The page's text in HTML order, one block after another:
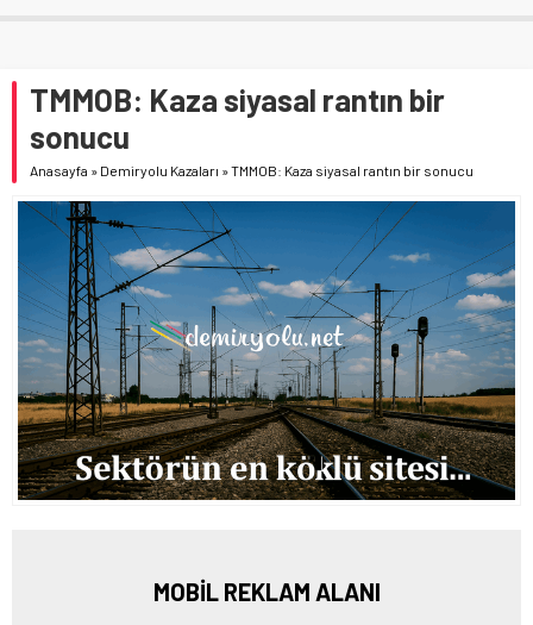
TMMOB: Kaza siyasal rantın bir
sonucu
Anasayfa » Demiryolu Kazaları »TMMOB: Kaza siyasal rantın bir sonucu
MOBİL REKLAM ALANI